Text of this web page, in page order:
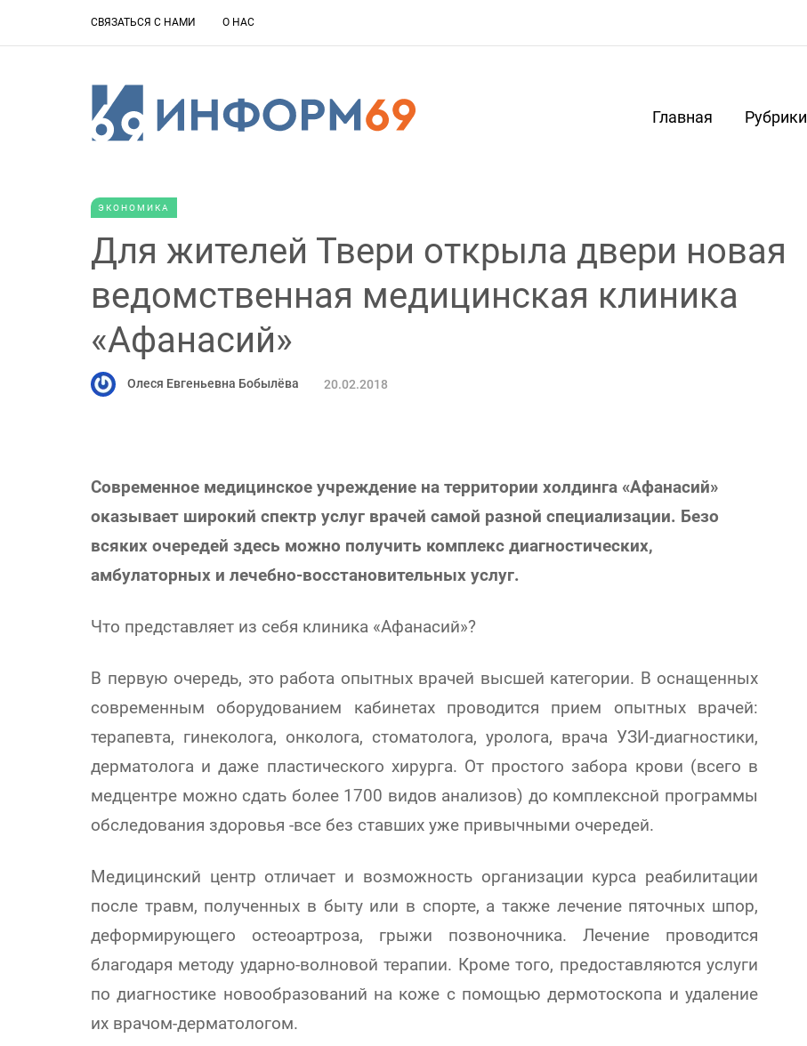
СВЯЗАТЬСЯ С НАМИ О НАС
Главная Рубрики
ЭКОНОМИКА
Для жителей Твери открыла двери новая
ведомственная медицинская клиника
«Афанасий»
Олеся Евгеньевна Бобылёва 20.02.2018
Современное медицинское учреждение на территории холдинга «Афанасий»
оказывает широкий спектр услуг врачей самой разной специализации. Безо
всяких очередей здесь можно получить комплекс диагностических,
амбулаторных и лечебно-восстановительных услуг.
Что представляет из себя клиника «Афанасий»?
В первую очередь, это работа опытных врачей высшей категории. В оснащенных
современным оборудованием кабинетах проводится прием опытных врачей:
терапевта, гинеколога, онколога, стоматолога, уролога, врача УЗИ-диагностики,
дерматолога и даже пластического хирурга. От простого забора крови (всего в
медцентре можно сдать более 1700 видов анализов) до комплексной программы
обследования здоровья -все без ставших уже привычными очередей.
Медицинский центр отличает и возможность организации курса реабилитации
после травм, полученных в быту или в спорте, а также лечение пяточных шпор,
деформирующего остеоартроза, грыжи позвоночника. Лечение проводится
благодаря методу ударно-волновой терапии. Кроме того, предоставляются услуги
по диагностике новообразований на коже с помощью дермотоскопа и удаление
их врачом-дерматологом.